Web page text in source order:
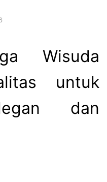
Wisuda
untuk
dan